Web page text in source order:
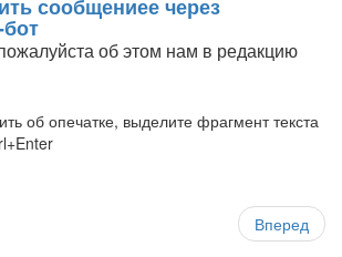
об этом нам в редакцию
об опечатке, выделите фрагмент текста
Вперед